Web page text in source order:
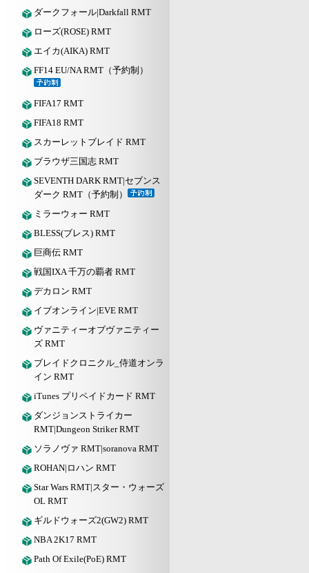
ダークフォール|Darkfall RMT
ローズ(ROSE) RMT
エイカ(AIKA) RMT
FF14 EU/NA RMT（予約制）
FIFA17 RMT
FIFA18 RMT
スカーレットブレイド RMT
ブラウザ三国志 RMT
SEVENTH DARK RMT|セブンス
ダーク RMT（予約制）
ミラーウォー RMT
BLESS(ブレス) RMT
巨商伝 RMT
戦国IXA 千万の覇者 RMT
デカロン RMT
イブオンライン|EVE RMT
ヴァニティーオブヴァニティー
ズ RMT
ブレイドクロニクル_侍道オンラ
イン RMT
iTunes プリペイドカード RMT
ダンジョンストライカー
RMT|Dungeon Striker RMT
ソラノヴァ RMT|soranova RMT
ROHAN|ロハン RMT
Star Wars RMT|スター・ウォーズ
OL RMT
ギルドウォーズ2(GW2) RMT
NBA 2K17 RMT
Path Of Exile(PoE) RMT